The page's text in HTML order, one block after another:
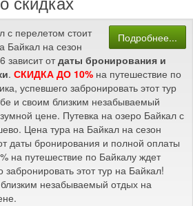
Подробнее...
с перелетом стоит
Байкал на сезон
зависит отдаты бронирования и
. СКИДКА ДО 10% на путешествие по
успевшего забронировать этот тур
и своим близким незабываемый
цене. Путевка на озеро Байкал с
Цена тура на Байкал на сезон
даты бронирования и полной оплаты
на путешествие по Байкалу ждет
забронировать этот тур на Байкал!
незабываемый отдых на